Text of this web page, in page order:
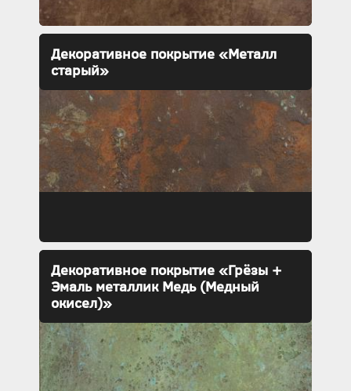
Декоративное покрытие «Металл
старый»
Декоративное покрытие «Грёзы +
Эмаль металлик Медь (Медный
окисел)»